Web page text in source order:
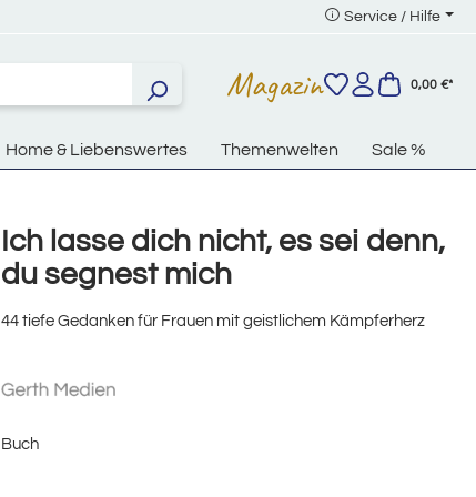
Service / Hilfe
Magazin 0,00 €*
Home & Liebenswertes Themenwelten Sale %
Ich lasse dich nicht, es sei denn,
du segnest mich
44 tiefe Gedanken für Frauen mit geistlichem Kämpferherz
Buch